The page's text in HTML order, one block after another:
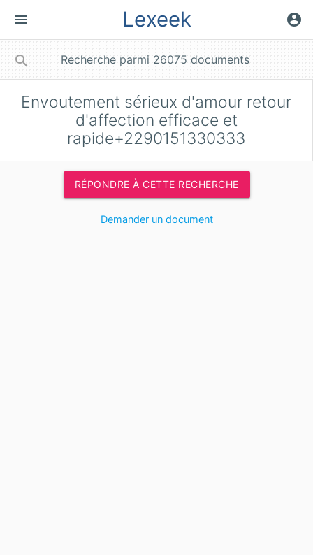
menu Lexeek account_circle
search
Envoutement sérieux d'amour retour
d'affection efficace et
rapide+2290151330333
RÉPONDRE À CETTE RECHERCHE
Demander un document